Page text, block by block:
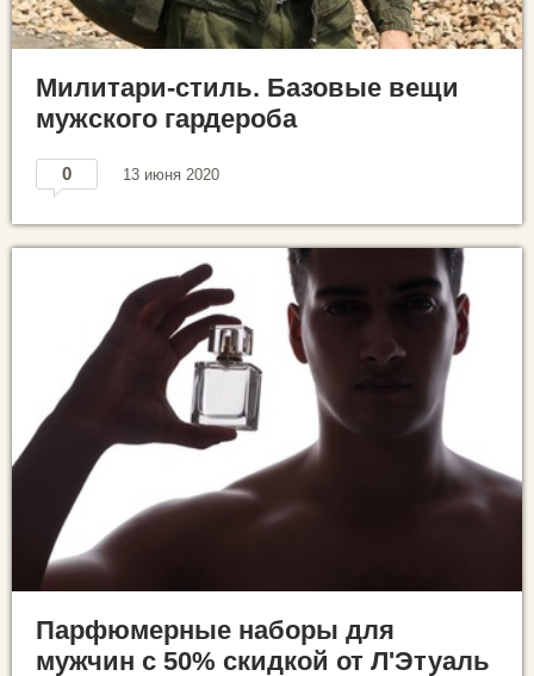
Милитари-стиль. Базовые вещи
мужского гардероба
0 13 июня 2020
Парфюмерные наборы для
мужчин с 50% скидкой от Л'Этуаль